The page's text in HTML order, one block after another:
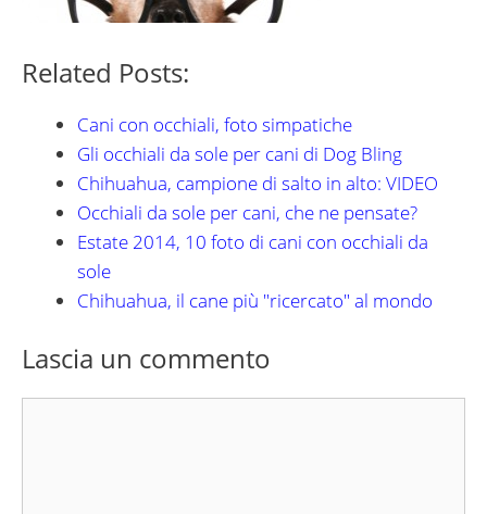
Related Posts:
Cani con occhiali, foto simpatiche
Gli occhiali da sole per cani di Dog Bling
Chihuahua, campione di salto in alto: VIDEO
Occhiali da sole per cani, che ne pensate?
Estate 2014, 10 foto di cani con occhiali da
sole
Chihuahua, il cane più "ricercato" al mondo
Lascia un commento